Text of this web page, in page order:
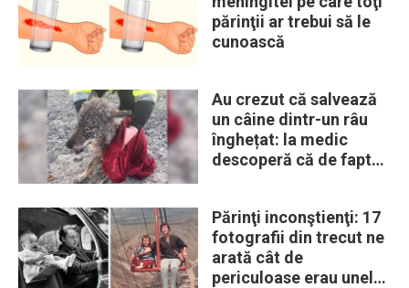
părinţii ar trebui să le
cunoască
Au crezut că salvează
un câine dintr-un râu
înghețat: la medic
descoperă că de fapt
Părinţi inconştienţi: 17
fotografii din trecut ne
arată cât de
periculoase erau unele